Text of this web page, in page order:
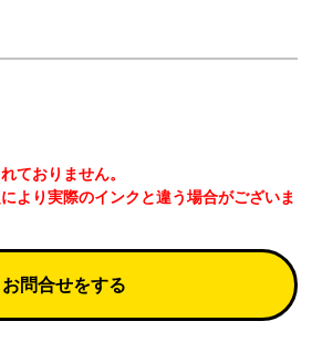
ておりません。
より実際のインクと違う場合がございま
お問合せをする